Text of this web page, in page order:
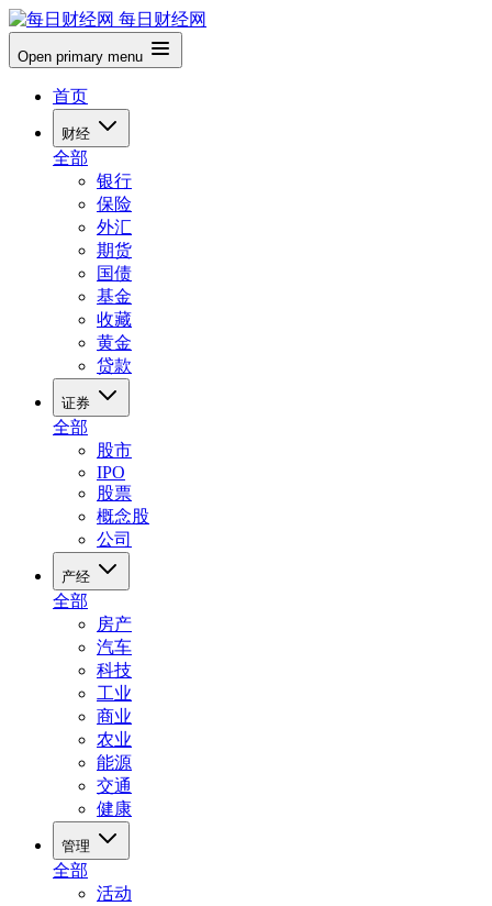
每日财经网
Open primary menu
首页
财经
全部
银行
保险
外汇
期货
国债
基金
收藏
黄金
贷款
证券
全部
股市
IPO
股票
概念股
公司
产经
全部
房产
汽车
科技
工业
商业
农业
能源
交通
健康
管理
全部
活动